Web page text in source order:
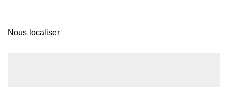
Nous localiser